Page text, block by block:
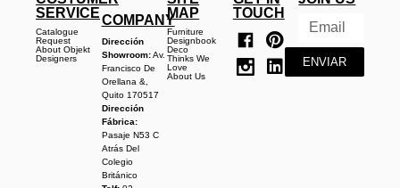
SERVICE
Catalogue
Request
About Objekt
Designers
COMPANY
Dirección
Showroom:Av.
Francisco De
Orellana &,
Quito 170517
Dirección
Fábrica:
Pasaje N53 C
Atrás Del
Colegio
Británico
MAP
Furniture
Designbook
Deco
Thinks We
Love
About Us
TOUCH
ENVIAR